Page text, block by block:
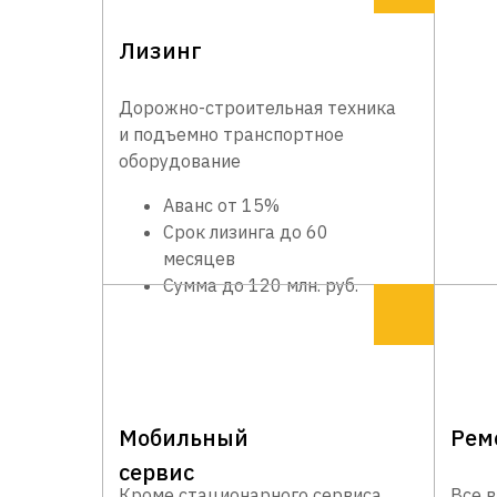
Лизинг
Дорожно-строительная техника
и подъемно транспортное
оборудование
Аванс от 15%
Срок лизинга до 60
месяцев
Сумма до 120 млн. руб.
Мобильный
сервис